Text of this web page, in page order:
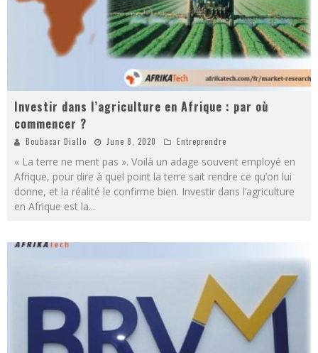
Investir dans l’agriculture en Afrique : par où
commencer ?
Boubacar Diallo June 8, 2020 Entreprendre
« La terre ne ment pas ». Voilà un adage souvent employé en
Afrique, pour dire à quel point la terre sait rendre ce qu’on lui
donne, et la réalité le confirme bien. Investir dans l’agriculture
en Afrique est la...